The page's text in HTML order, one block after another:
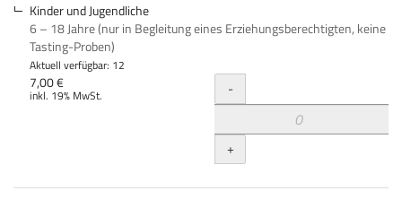
Kinder und Jugendliche
6 – 18 Jahre (nur in Begleitung eines Erziehungsberechtigten, keine
Tasting-Proben)
Aktuell verfügbar: 12
7,00 €
inkl. 19% MwSt. Menge
-
+